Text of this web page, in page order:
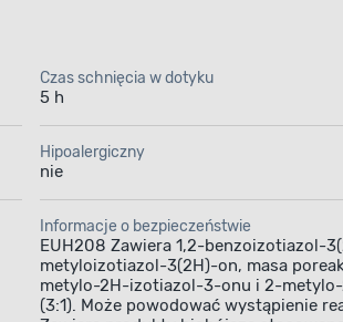
Czas schnięcia w dotyku
5 h
Hipoalergiczny
nie
Informacje o bezpieczeństwie
EUH208 Zawiera 1,2-benzoizotiazol-
metyloizotiazol-3(2H)-on, masa
metylo-2H-izotiazol-3-onu i 2-
(3:1). Może powodować wystąpienie